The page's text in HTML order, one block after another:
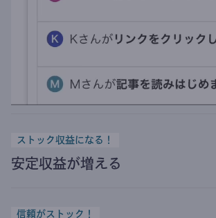
ストック収益になる！
安定収益が増える
信頼がストック！